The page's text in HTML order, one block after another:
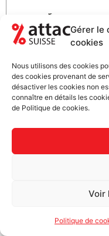
Gérer le
cookies
Nous utilisons des cookies
des cookies provenant de
désactiver les cookies non
connaître en détails les
de Politique de cookies.
Voir
Politique de
La semaine
américaine pour